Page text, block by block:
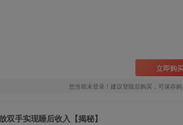
立即购
您当前未登录！建议登陆后购买，可保存
手实现睡后收入【揭秘】